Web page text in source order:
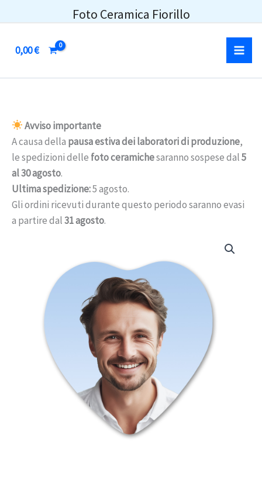
al
Foto Ceramica Fiorillo
0,00€
Avviso importante
A causa della pausa estiva dei laboratori di produzione,
le spedizioni delle foto ceramichesaranno sospese dal5
al 30 agosto.
Ultima spedizione:5 agosto.
Gli ordini ricevuti durante questo periodo saranno evasi
a partire dal31 agosto.